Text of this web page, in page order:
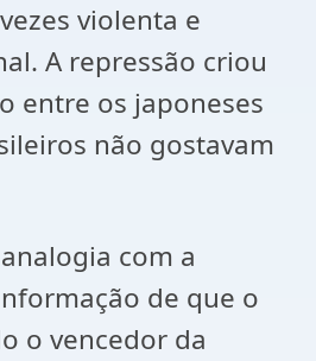
violenta e
A repressão criou
entre os japoneses
não gostavam
com a
de que o
o vencedor da